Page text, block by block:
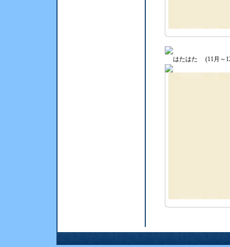
はたはた (11月～